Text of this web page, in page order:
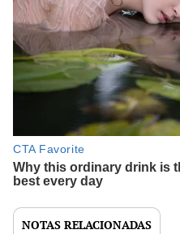
NOTAS RELACIONADAS